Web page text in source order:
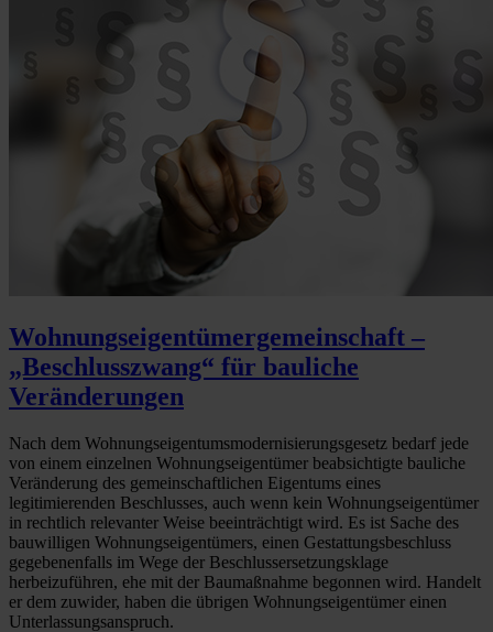
Wohnungseigentümergemeinschaft –
„Beschlusszwang“ für bauliche
Veränderungen
Nach dem Wohnungseigentumsmodernisierungsgesetz bedarf jede
von einem einzelnen Wohnungseigentümer beabsichtigte bauliche
Veränderung des gemeinschaftlichen Eigentums eines
legitimierenden Beschlusses, auch wenn kein Wohnungseigentümer
in rechtlich relevanter Weise beeinträchtigt wird. Es ist Sache des
bauwilligen Wohnungseigentümers, einen Gestattungsbeschluss
gegebenenfalls im Wege der Beschlussersetzungsklage
herbeizuführen, ehe mit der Baumaßnahme begonnen wird. Handelt
er dem zuwider, haben die übrigen Wohnungseigentümer einen
Unterlassungsanspruch.